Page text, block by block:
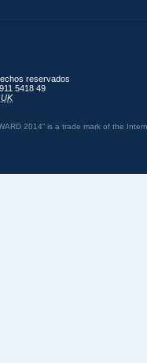
reservados
5418 49
UK
2014” is a trade mark of the